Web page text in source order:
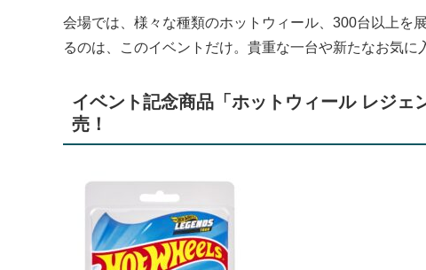
会場では、様々な種類のホットウィール、300台以上を
るのは、このイベントだけ。貴重な一台や新たなお気に
イベント記念商品「ホットウィール レジェ
売！